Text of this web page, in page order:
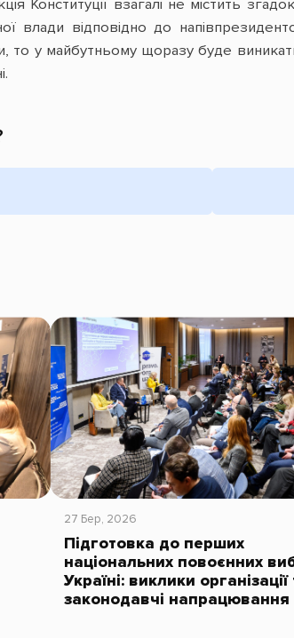
Конституції взагалі не містить
влади відповідно до
то у майбутньому щоразу буде
27 Бер, 2026
Підготовка до перших
національних повоєнних
Україні: виклики організації
законодавчі напрацювання